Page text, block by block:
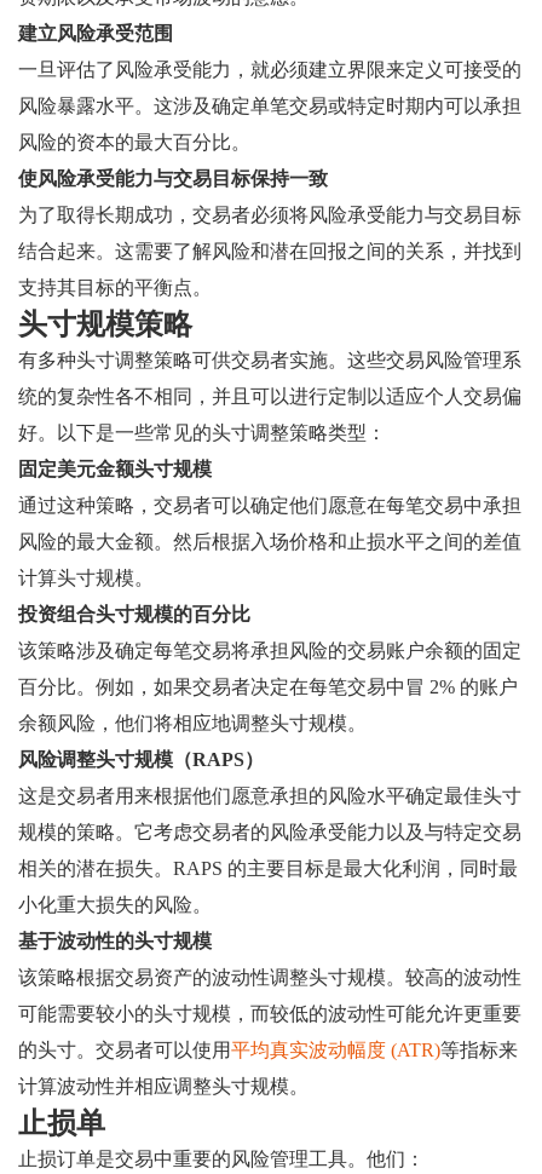
建立风险承受范围
一旦评估了风险承受能力，就必须建立界限来定义可接受的
风险暴露水平。这涉及确定单笔交易或特定时期内可以承担
风险的资本的最大百分比。
使风险承受能力与交易目标保持一致
为了取得长期成功，交易者必须将风险承受能力与交易目标
结合起来。这需要了解风险和潜在回报之间的关系，并找到
支持其目标的平衡点。
头寸规模策略
有多种头寸调整策略可供交易者实施。这些交易风险管理系
统的复杂性各不相同，并且可以进行定制以适应个人交易偏
好。以下是一些常见的头寸调整策略类型：
固定美元金额头寸规模
通过这种策略，交易者可以确定他们愿意在每笔交易中承担
风险的最大金额。然后根据入场价格和止损水平之间的差值
计算头寸规模。
投资组合头寸规模的百分比
该策略涉及确定每笔交易将承担风险的交易账户余额的固定
百分比。例如，如果交易者决定在每笔交易中冒 2% 的账户
余额风险，他们将相应地调整头寸规模。
风险调整头寸规模（RAPS）
这是交易者用来根据他们愿意承担的风险水平确定最佳头寸
规模的策略。它考虑交易者的风险承受能力以及与特定交易
相关的潜在损失。RAPS 的主要目标是最大化利润，同时最
小化重大损失的风险。
基于波动性的头寸规模
该策略根据交易资产的波动性调整头寸规模。较高的波动性
可能需要较小的头寸规模，而较低的波动性可能允许更重要
的头寸。交易者可以使用平均真实波动幅度 (ATR)等指标来
计算波动性并相应调整头寸规模。
止损单
止损订单是交易中重要的风险管理工具。他们：